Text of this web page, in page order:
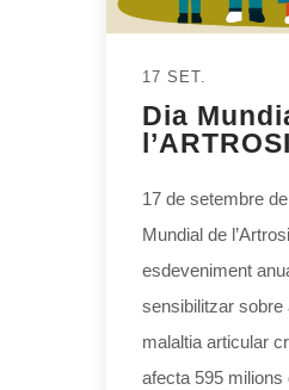
17 SET.
Dia
l’ARTROSI
17 de setembre
Mundial de
esdeveniment
sensibilitzar sobre
malaltia articular
afecta 595 milions